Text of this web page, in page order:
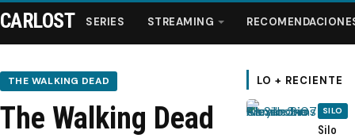
Series
CARLOST SERIES STREAMING
THE WALKING DEAD
The Walking Dead
LO + RECIENTE
SILO
Silo